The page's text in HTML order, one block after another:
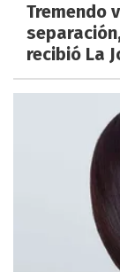
Tremendo
recibió La